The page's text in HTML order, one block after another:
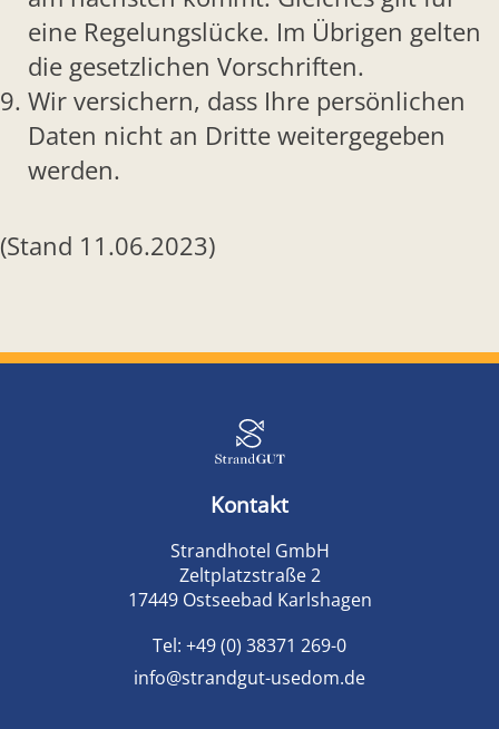
eine Regelungslücke. Im Übrigen gelten
die gesetzlichen Vorschriften.
Wir versichern, dass Ihre persönlichen
Daten nicht an Dritte weitergegeben
werden.
(Stand 11.06.2023)
Kontakt
Strandhotel GmbH
Zeltplatzstraße 2
17449 Ostseebad Karlshagen
Tel: +49 (0) 38371 269-0
info@strandgut-usedom.de